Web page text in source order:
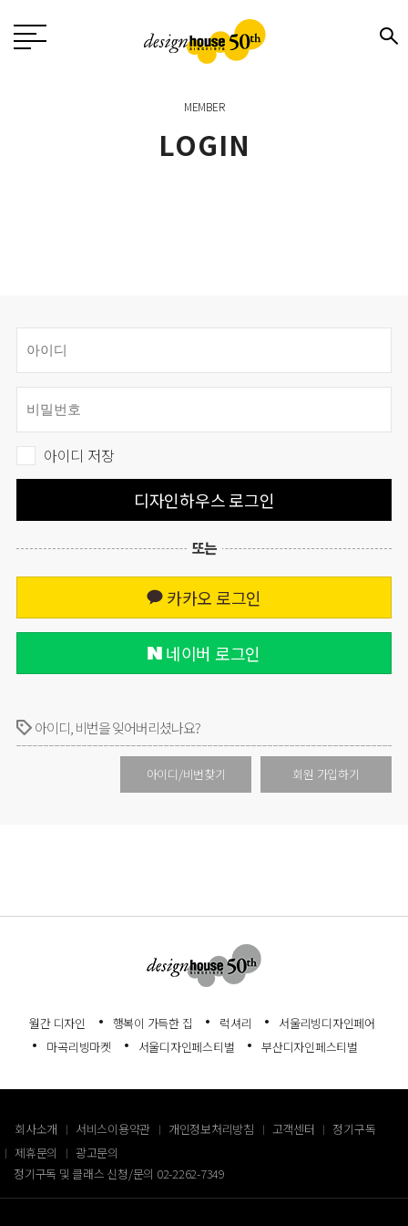
MEMBER
LOGIN
아이디 저장
디자인하우스 로그인
또는
카카오 로그인
네이버 로그인
아이디, 비번을 잊어버리셨나요?
회원 가입하기
아이디/비번찾기
월간 디자인 행복이 가득한 집 럭셔리
서울리빙디자인페어
마곡리빙마켓
서울디자인페스티벌 부산디자인페스티벌
회사소개 서비스이용약관 개인정보처리방침 고객센터
정기구독
제휴문의
광고문의
정기구독 및 클래스 신청/문의 02-2262-7349